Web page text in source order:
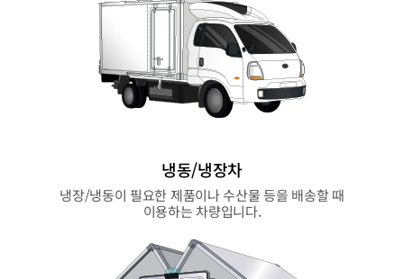
냉동/냉장차
냉장/냉동이 필요한 제품이나 수산물 등을 배송할 때
이용하는 차량입니다.